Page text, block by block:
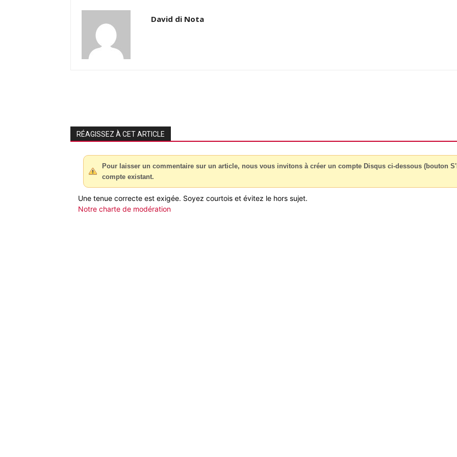
David di Nota
RÉAGISSEZ À CET ARTICLE
Pour laisser un commentaire sur un article, nous vous invitons à créer un compte Disqus ci-dessous (bouton
compte existant.
Une tenue correcte est exigée. Soyez courtois et évitez le hors sujet.
Notre charte de modération